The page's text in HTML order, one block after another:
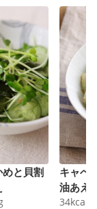
と貝割
キャベ
油あえ
34kcal